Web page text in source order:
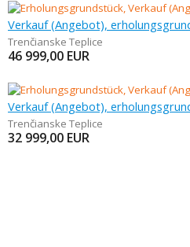
Verkauf (Angebot),
Trenčianske Teplice
46 999,00 EUR
Verkauf (Angebot),
Trenčianske Teplice
32 999,00 EUR